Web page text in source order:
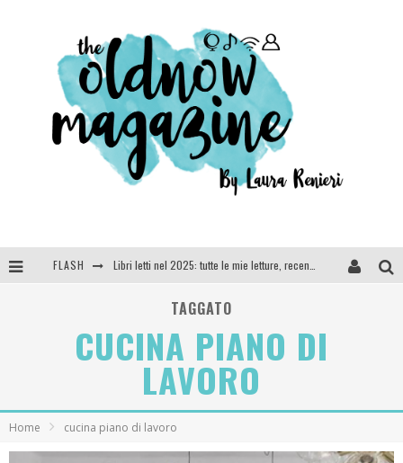
FLASH
SEE YOU AT 5 | Chanel
TAGGATO
CUCINA PIANO DI
LAVORO
Home cucina piano di lavoro